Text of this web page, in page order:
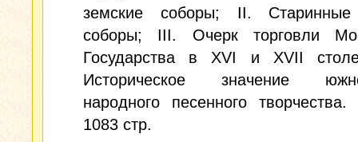
земские соборы; II. Старинные
соборы; III. Очерк торговли
Государства в XVI и XVII
Историческое значение
народного песенного
1083 стр.